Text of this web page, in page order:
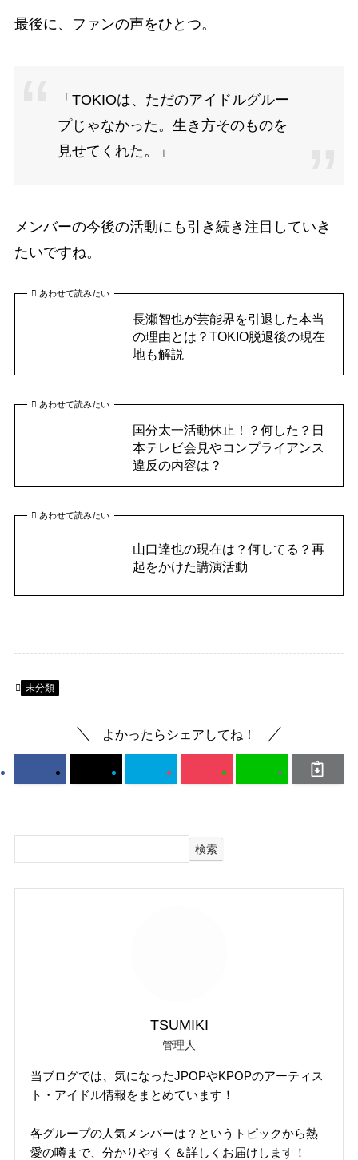
最後に、ファンの声をひとつ。
「TOKIOは、ただのアイドルグルー
プじゃなかった。生き方そのものを
見せてくれた。」
メンバーの今後の活動にも引き続き注目していき
たいですね。
あわせて読みたい
長瀬智也が芸能界を引退した本当
の理由とは？TOKIO脱退後の現在
地も解説
あわせて読みたい
国分太一活動休止！？何した？日
本テレビ会見やコンプライアンス
違反の内容は？
あわせて読みたい
山口達也の現在は？何してる？再
起をかけた講演活動
未分類
よかったらシェアしてね！
検索
TSUMIKI
管理人
当ブログでは、気になったJPOPやKPOPのアーティス
ト・アイドル情報をまとめています！
各グループの人気メンバーは？というトピックから熱
愛の噂まで、分かりやすく＆詳しくお届けします！